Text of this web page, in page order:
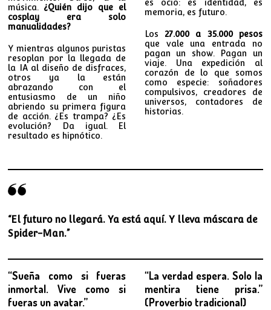
música. ¿Quién dijo que el
cosplay era solo
manualidades?
Y mientras algunos puristas
resoplan por la llegada de
la IA al diseño de disfraces,
otros ya la están
abrazando con el
entusiasmo de un niño
abriendo su primera figura
de acción. ¿Es trampa? ¿Es
evolución? Da igual. El
resultado es hipnótico.
es ocio: es identidad, es
memoria, es futuro.
Los 27.000 a 35.000 pesos
que vale una entrada no
pagan un show. Pagan un
viaje. Una expedición al
corazón de lo que somos
como especie: soñadores
compulsivos, creadores de
universos, contadores de
historias.
“El futuro no llegará. Ya está aquí. Y lleva máscara de
Spider-Man.”
“Sueña como si fueras
inmortal. Vive como si
fueras un avatar.”
“La verdad espera. Solo la
mentira tiene prisa.”
(Proverbio tradicional)